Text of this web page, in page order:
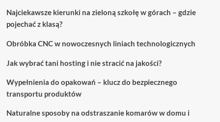
do
tej
rady!
Najciekawsze kierunki na zieloną szkołę w górach – gdzie
pojechać z klasą?
Obróbka CNC w nowoczesnych liniach technologicznych
Jak wybrać tani hosting i nie stracić na jakości?
Wypełnienia do opakowań – klucz do bezpiecznego
transportu produktów
Naturalne sposoby na odstraszanie komarów w domu i